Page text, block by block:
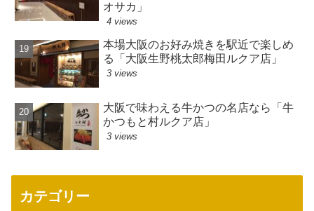
オサカ」
4 views
本場大阪のお好み焼きを駅近で楽しめ
る「大阪生野桃太郎梅田ルクア店」
3 views
大阪で味わえる牛かつの名店なら「牛
かつもと村ルクア店」
3 views
カテゴリー